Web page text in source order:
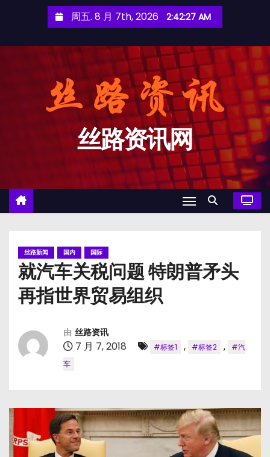
周五. 8 月 7th, 2026 2:42:28 AM
丝路资讯网
丝路新闻 国内 国际
就汽车关税问题 特朗普矛头
再指世界贸易组织
由 丝路资讯
7 月 7, 2018 #标签1 , #标签2 ,
#汽
车